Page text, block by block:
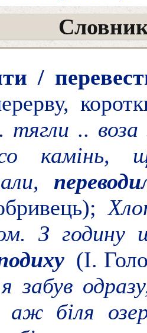
Словник
/
тягли ..
камінь,
З годину
(І.
забув
аж біля